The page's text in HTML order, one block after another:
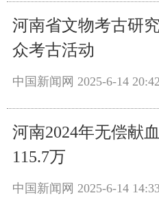
河南省文物考古研
众考古活动
中国新闻网 2025-6-14 20:42
河南2024年无偿献
115.7万
中国新闻网 2025-6-14